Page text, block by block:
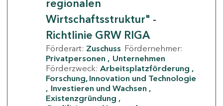
regionalen
Wirtschaftsstruktur" -
Richtlinie GRW RIGA
Förderart: Zuschuss Fördernehmer:
Privatpersonen
Unternehmen
Förderzweck: Arbeitsplatzförderung
Forschung, Innovation und Technologie
Investieren und Wachsen
Existenzgründung